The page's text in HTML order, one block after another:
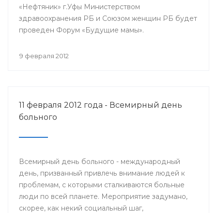
«Нефтяник» г.Уфы Министерством
здравоохранения РБ и Союзом женщин РБ будет
проведен Форум «Будущие мамы».
9 февраля 2012
11 февраля 2012 года - Всемирный день
больного
Всемирный день больного - международный
день, призванный привлечь внимание людей к
проблемам, с которыми сталкиваются больные
люди по всей планете. Мероприятие задумано,
скорее, как некий социальный шаг,